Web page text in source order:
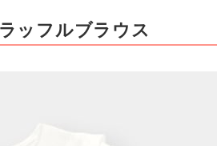
ッフルブラウス